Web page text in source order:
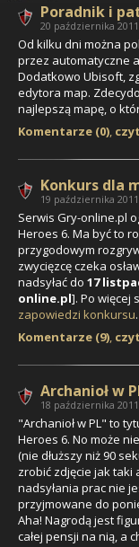
Poradnik i
20 października
Od kilku dni można
przez automatyczne
Dodatkowo Ubisoft,
edytora map.
najlepszą mapę, o
Komentarze (0),
Konkurs dla
19 października
Serwis Gry-online.pl
Heroes 6. Ma być to
przygodowym
zwycięzcę czeka
nadsyłać do 17
online.pl]. Po więcej
zapowiedzi konkursu.
Komentarze (9),
Archanioł w
18 października
"Archanioł w PL" to
Heroes 6. No może
(nie dłuższy niż 90
zrobić zdjęcie jak taki
nadsyłania prac nie
przyjmowane do
Aha! Nagrodą jest
całej pensji na nią, a